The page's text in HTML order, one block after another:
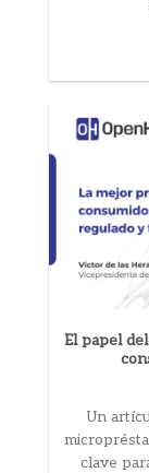
El papel
Un
clave